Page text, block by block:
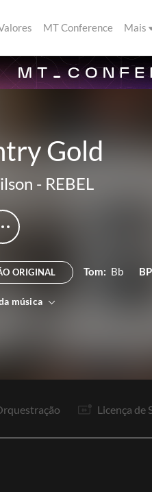
MT Conference Mais
Gold
- REBEL
ORIGINAL Tom: Bb
música
Licença de